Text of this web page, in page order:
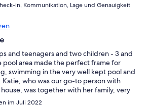
in, Kommunikation, Lage und Genauigkeit
and teenagers and two children - 3 and
pool area made the perfect frame for
swimming in the very well kept pool and
who was our go-to person with
was together with her family, very
promptly and helped out in any
im Juli 2022